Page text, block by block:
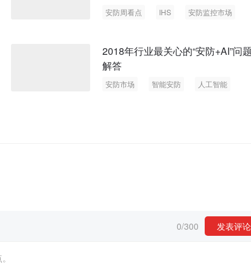
安防周看点 IHS 安防监控市场
2018年行业最关心的“安防+AI”问
解答
安防市场 智能安防 人工智能
0/300 发表评论